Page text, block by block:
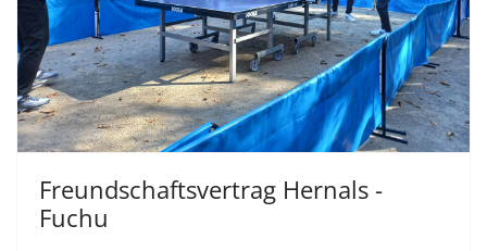
Freundschaftsvertrag Hernals -
Fuchu